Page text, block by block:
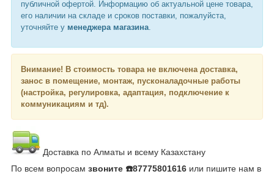
публичной офертой. Информацию об актуальной цене товара,
его наличии на складе и сроков поставки, пожалуйста,
уточняйте у менеджера магазина
Внимание! В стоимость товара не включена доставка,
занос в помещение, монтаж, пусконаладочные работы
(настройка, регулировка, адаптация, подключение к
коммуникациям и тд).
Доставка по Алматы и всему Казахстану
По всем вопросам звоните ☎️87775801616 или пишите нам в